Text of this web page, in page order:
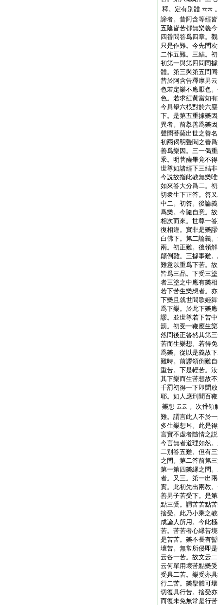
釋。定有別體 云云
諦者。昔阿含等經
五陰皆苦都無樂義
四番問答爲四章。
只是作難。今先問
二作五難。三結。
初第一與第四問同
體。第三與第五問
昔於阿含告釋摩男
色若定樂不應厭色
色。若求紅黄當知
今具擧六根對於六
下。是第五重據樂
異者。前擧善爲樂
聲聞菩薩出世之善
初兩偈明聲聞之善
善爲樂因。三一偈
乘。明菩薩畢竟不
世尊如諸經下三結
今説故指此教無樂
如來答大分爲二。
切衆生下正答。答
中二。初答。後論
爲樂。今隨自意。
相次而來。世尊一
復相違。實非是樂
白佛下。第二論義
兩。初正難。後領
顛倒難。三據事難
難意以重爲下苦。
皆爲三品。下受三
者三塗之中應有樂
若下苦生樂想者。
下樂且就世間歌姫
爲下樂。於此下樂
謬。並世尊若下苦
罰。初受一鞭應生
然問後正答然其第
苦而生樂想。若得
爲樂。從以是義故
難時。前謬領倒難
重苦。下是輕苦。
其下樂而生苦想故
千罰初得一下即聞
耶。如人應刑聞百
樂想 云云 。次番領
難。謂言此人不於
多生樂想耳。此是
言實不虚者隨情之
今言無者道理如然
二別答五難。但有
之問。第二答前第
第一第四樂縁之問
者。又三。第一出
實。此初先出兩教
善男子苦受下。是
點三受。謂苦苦點
捨受。此乃小乘之
成論人所用。今此
苦。苦苦者心縁苦
是苦苦。樂不長有
壞苦。無常所侵即
云各一苦。故文云
云何單用壞苦點樂
受具二苦。樂受亦
行二苦。樂擧體可
切復具行苦。捨受
而復未免無常是行